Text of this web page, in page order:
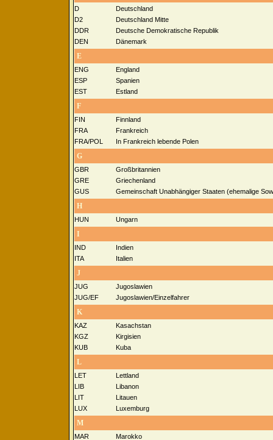
D
Deutschland
D2
Deutschland Mitte
DDR
Deutsche Demokratische Republik
DEN
Dänemark
E
ENG
England
ESP
Spanien
EST
Estland
F
FIN
Finnland
FRA
Frankreich
FRA/POL
In Frankreich lebende Polen
G
GBR
Großbritannien
GRE
Griechenland
GUS
Gemeinschaft Unabhängiger Staaten (ehemalige
H
HUN Ungarn
I
IND
Indien
ITA
Italien
J
JUG
Jugoslawien
JUG/EF
Jugoslawien/Einzelfahrer
K
KAZ
Kasachstan
KGZ
Kirgisien
KUB
Kuba
L
LET
Lettland
LIB
Libanon
LIT
Litauen
LUX
Luxemburg
M
MAR
Marokko